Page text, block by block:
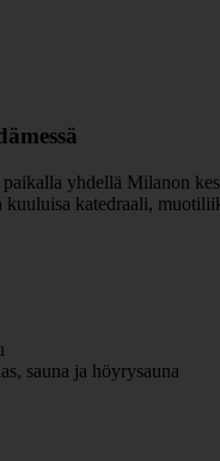
yhdellä Milanon
katedraali,
sauna ja höyrysauna